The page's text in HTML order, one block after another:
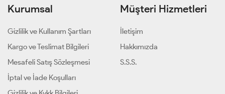
Kurumsal
Gizlilik ve Kullanım Şartları
Kargo ve Teslimat Bilgileri
Mesafeli Satış Sözleşmesi
İptal ve İade Koşulları
Müşteri Hizmetleri
İletişim
Hakkımızda
S.S.S.